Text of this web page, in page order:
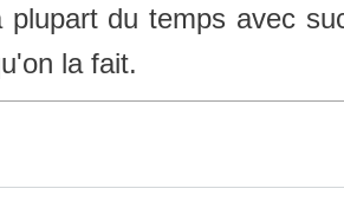
plupart du temps avec
la fait.